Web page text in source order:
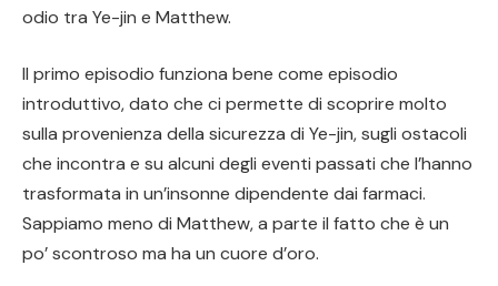
odio tra Ye-jin e Matthew.
Il primo episodio funziona bene come episodio
introduttivo, dato che ci permette di scoprire molto
sulla provenienza della sicurezza di Ye-jin, sugli ostacoli
che incontra e su alcuni degli eventi passati che l’hanno
trasformata in un’insonne dipendente dai farmaci.
Sappiamo meno di Matthew, a parte il fatto che è un
po’ scontroso ma ha un cuore d’oro.